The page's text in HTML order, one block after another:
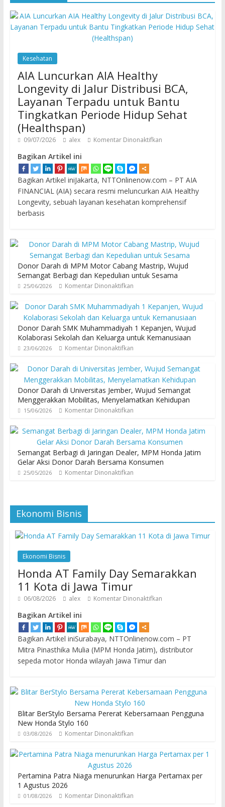
Kesehatan
AIA Luncurkan AIA Healthy
Longevity di Jalur Distribusi BCA,
Layanan Terpadu untuk Bantu
Tingkatkan Periode Hidup Sehat
(Healthspan)
09/07/2026 alex Komentar Dinonaktifkan
Bagikan Artikel ini
Bagikan Artikel iniJakarta, NTTOnlinenow.com – PT AIA
FINANCIAL (AIA) secara resmi meluncurkan AIA Healthy
Longevity, sebuah layanan kesehatan komprehensif
berbasis
Donor Darah di MPM Motor Cabang Mastrip, Wujud
Semangat Berbagi dan Kepedulian untuk Sesama
25/06/2026 Komentar Dinonaktifkan
Donor Darah SMK Muhammadiyah 1 Kepanjen, Wujud
Kolaborasi Sekolah dan Keluarga untuk Kemanusiaan
23/06/2026 Komentar Dinonaktifkan
Donor Darah di Universitas Jember, Wujud Semangat
Menggerakkan Mobilitas, Menyelamatkan Kehidupan
15/06/2026 Komentar Dinonaktifkan
Semangat Berbagi di Jaringan Dealer, MPM Honda Jatim
Gelar Aksi Donor Darah Bersama Konsumen
25/05/2026 Komentar Dinonaktifkan
Ekonomi Bisnis
Ekonomi Bisnis
Honda AT Family Day Semarakkan
11 Kota di Jawa Timur
06/08/2026 alex Komentar Dinonaktifkan
Bagikan Artikel ini
Bagikan Artikel iniSurabaya, NTTOnlinenow.com – PT
Mitra Pinasthika Mulia (MPM Honda Jatim), distributor
sepeda motor Honda wilayah Jawa Timur dan
Blitar BerStylo Bersama Pererat Kebersamaan Pengguna
New Honda Stylo 160
03/08/2026 Komentar Dinonaktifkan
Pertamina Patra Niaga menurunkan Harga Pertamax per
1 Agustus 2026
01/08/2026 Komentar Dinonaktifkan